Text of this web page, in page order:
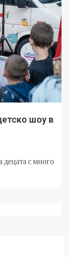
шоу в
децата с много